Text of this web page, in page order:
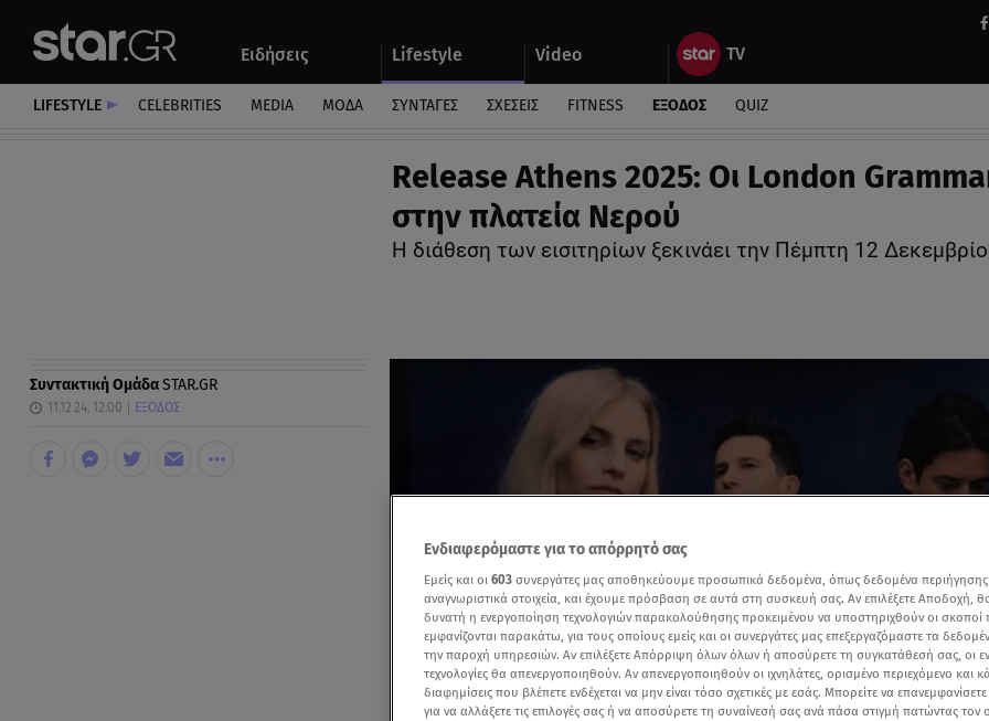
Ειδήσεις Lifestyle Video
Αυτοκίνητο
LIFESTYLE CELEBRITIES MEDIA ΜΟΔΑ ΣΥΝΤΑΓΕΣ ΣΧΕΣΕΙΣ FITNESS ΕΞΟΔΟΣ QUIZ
Release Athens 2025: Οι London
στην πλατεία Νερού
Η διάθεση των εισιτηρίων ξεκινάει την Πέμπτη 12
Συντακτική ΟμάδαSTAR.GR
11.12.24, 12:00 ΕΞΟΔΟΣ
Ενδιαφερόμαστε για το απόρρητό σας
Εμείς και οι 603 συνεργάτες μας αποθηκεύουμε προσωπικά δεδομένα, όπως δεδομένα
αναγνωριστικά στοιχεία, και έχουμε πρόσβαση σε αυτά στη συσκευή σας. Αν επιλέξετε Αποδοχή,
δυνατή η ενεργοποίηση τεχνολογιών παρακολούθησης προκειμένου να υποστηριχθούν οι σκοποί
εμφανίζονται παρακάτω, για τους οποίους εμείς και οι συνεργάτες μας επεξεργαζόμαστε τα
την παροχή υπηρεσιών. Αν επιλέξετε Απόρριψη όλων όλων ή αποσύρετε τη συγκατάθεσή σας, οι
τεχνολογίες θα απενεργοποιηθούν. Αν απενεργοποιηθούν οι ιχνηλάτες, ορισμένο περιεχόμενο και
διαφημίσεις που βλέπετε ενδέχεται να μην είναι τόσο σχετικές με εσάς. Μπορείτε να
για να αλλάξετε τις επιλογές σας ή να αποσύρετε τη συναίνεσή σας ανά πάσα στιγμή πατώντας τον